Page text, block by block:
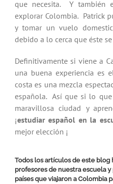
que necesita. Y también
explorar Colombia. Patrick
y tomar un vuelo
debido a lo cerca que éste
Definitivamente si viene a
una buena experiencia es
costa es una mezcla
española. Así que si lo
maravillosa ciudad y
¡estudiar español en la
mejor elección ¡
Todos los artículos de este blog
profesores de nuestra escuela
países que viajaron a Colombia